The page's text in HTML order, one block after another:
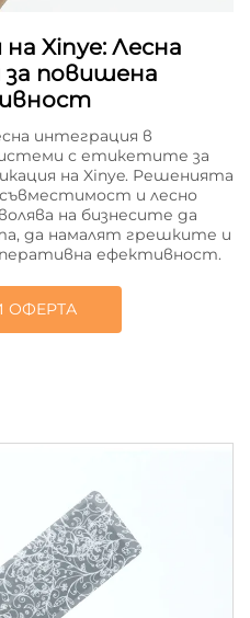
Xinye: Лесна
повишена
интеграция в
с етикетите за
на Xinye. Решенията
и лесно
на бизнесите да
да намалят грешките и
ефективност.
ОФЕРТА